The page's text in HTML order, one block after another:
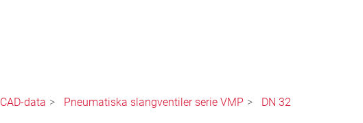
CAD-data Pneumatiska slangventiler serie VMP DN 32